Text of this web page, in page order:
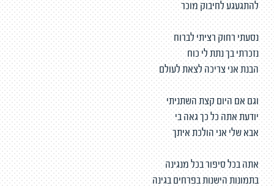
להתגעגע לחיבוק מוכר
נסעתי רחוק רציתי לברוח
נזכרתי בך נתת לי כוח
הבנת אני צריכה לצאת לעולם
וגם אם היום קצת השתניתי
יודעת אתה כל כך גאה בי
אבא שלי אני הולכת איתך
אתה בכל סיפור בכל מנגינה
בתמונות הישנות בפרחים בגינה